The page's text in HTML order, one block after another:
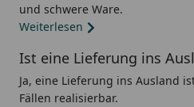
und schwere Ware.
Weiterlesen
Ist eine Lieferung ins
Ja, eine Lieferung ins Ausland
Fällen realisierbar.